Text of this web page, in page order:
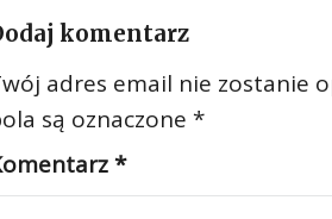
komentarz
adres email nie zostanie
są oznaczone *
*